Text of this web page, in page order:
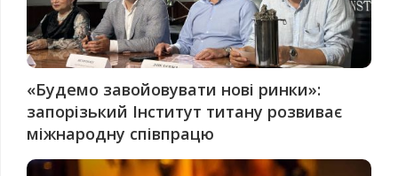
«Будемо завойовувати нові ринки»:
запорізький Інститут титану розвиває
міжнародну співпрацю